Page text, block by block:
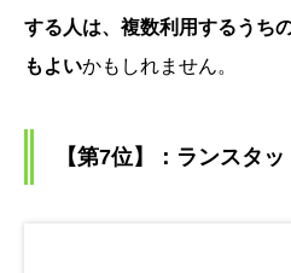
する人は、複数利用するうち
もよいかもしれません。
【第7位】：ランスタッ